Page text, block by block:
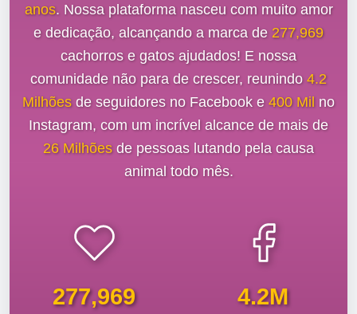
anos. Nossa plataforma nasceu com muito amor
e dedicação, alcançando a marca de 277,969
cachorros e gatos ajudados! E nossa
comunidade não para de crescer, reunindo 4.2
Milhõesde seguidores no Facebook e 400 Mil no
Instagram, com um incrível alcance de mais de
26 Milhõesde pessoas lutando pela causa
animal todo mês.
277,969 4.2M